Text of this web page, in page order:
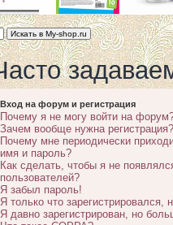
Вход на форум и регистрация
Почему я не могу войти на
Зачем вообще нужна регистрация?
Почему мне периодически
имя и пароль?
Как сделать, чтобы я не
пользователей?
Я забыл пароль!
Я только что зарегистрировался,
Я давно зарегистрирован, но